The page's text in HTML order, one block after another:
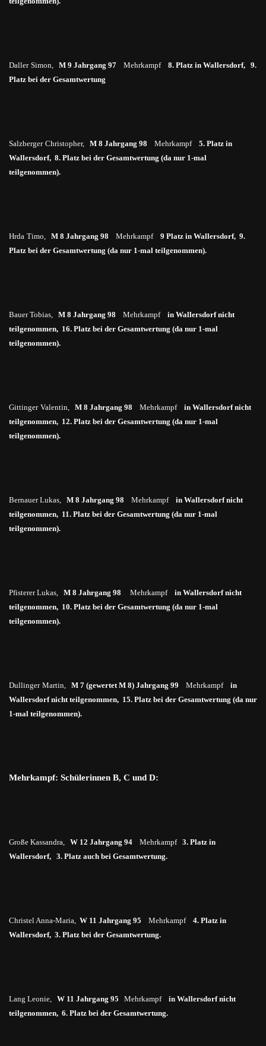
Daller Simon, M 9 Jahrgang 97 Mehrkampf 8. Platz in Wallersdorf, 9.
Platz bei der Gesamtwertung
Salzberger Christopher, M 8 Jahrgang 98 Mehrkampf 5. Platz in
Wallersdorf, 8. Platz bei der Gesamtwertung (da nur 1-mal
teilgenommen).
Hrda Timo, M 8 Jahrgang 98 Mehrkampf 9 Platz in Wallersdorf, 9.
Platz bei der Gesamtwertung (da nur 1-mal teilgenommen).
Bauer Tobias, M 8 Jahrgang 98 Mehrkampf in Wallersdorf nicht
teilgenommen, 16. Platz bei der Gesamtwertung (da nur 1-mal
teilgenommen).
Gittinger Valentin, M 8 Jahrgang 98 Mehrkampf in Wallersdorf nicht
teilgenommen, 12. Platz bei der Gesamtwertung (da nur 1-mal
teilgenommen).
Bernauer Lukas, M 8 Jahrgang 98 Mehrkampf in Wallersdorf nicht
teilgenommen, 11. Platz bei der Gesamtwertung (da nur 1-mal
teilgenommen).
Pfisterer Lukas, M 8 Jahrgang 98 Mehrkampf in Wallersdorf nicht
teilgenommen, 10. Platz bei der Gesamtwertung (da nur 1-mal
teilgenommen).
Dullinger Martin, M 7 (gewertet M 8) Jahrgang 99 Mehrkampf in
Wallersdorf nicht teilgenommen, 15. Platz bei der Gesamtwertung (da nur
1-mal teilgenommen).
Mehrkampf: Schülerinnen B, C und D:
Große Kassandra, W 12 Jahrgang 94 Mehrkampf 3. Platz in
Wallersdorf, 3. Platz auch bei Gesamtwertung.
Christel Anna-Maria, W 11 Jahrgang 95 Mehrkampf 4. Platz in
Wallersdorf, 3. Platz bei der Gesamtwertung.
Lang Leonie, W 11 Jahrgang 95 Mehrkampf in Wallersdorf nicht
teilgenommen, 6. Platz bei der Gesamtwertung.